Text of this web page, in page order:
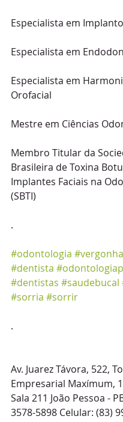
Especialista em
Especialista em
Especialista em
Orofacial
Mestre em Ciências
Membro Titular da
Brasileira de Toxina
Implantes Faciais na
(SBTI)
.
#odontologia #vergonha
#dentista
#dentistas #saudebucal
#sorria #sorrir
.
Av. Juarez Távora, 522,
Empresarial Maxímum,
Sala 211 João Pessoa -
3578-5898 Celular: (83)